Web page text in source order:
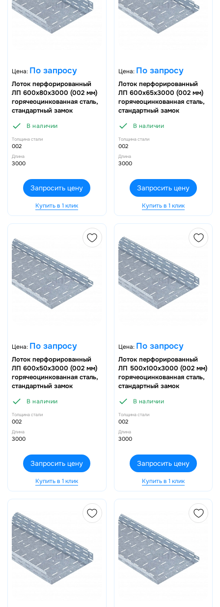
Цена: По запросу
Лоток перфорированный
ЛП 600х80х3000 (002 мм)
горячеоцинкованная сталь,
стандартный замок
В наличии
Толщина стали
002
Длина
3000
Запросить цену
Купить в 1 клик
Цена: По запросу
Лоток перфорированный
ЛП 600х65х3000 (002 мм)
горячеоцинкованная сталь,
стандартный замок
В наличии
Толщина стали
002
Длина
3000
Запросить цену
Купить в 1 клик
Цена: По запросу
Лоток перфорированный
ЛП 600х50х3000 (002 мм)
горячеоцинкованная сталь,
стандартный замок
В наличии
Толщина стали
002
Длина
3000
Запросить цену
Купить в 1 клик
Цена: По запросу
Лоток перфорированный
ЛП 500х100х3000 (002 мм)
горячеоцинкованная сталь,
стандартный замок
В наличии
Толщина стали
002
Длина
3000
Запросить цену
Купить в 1 клик